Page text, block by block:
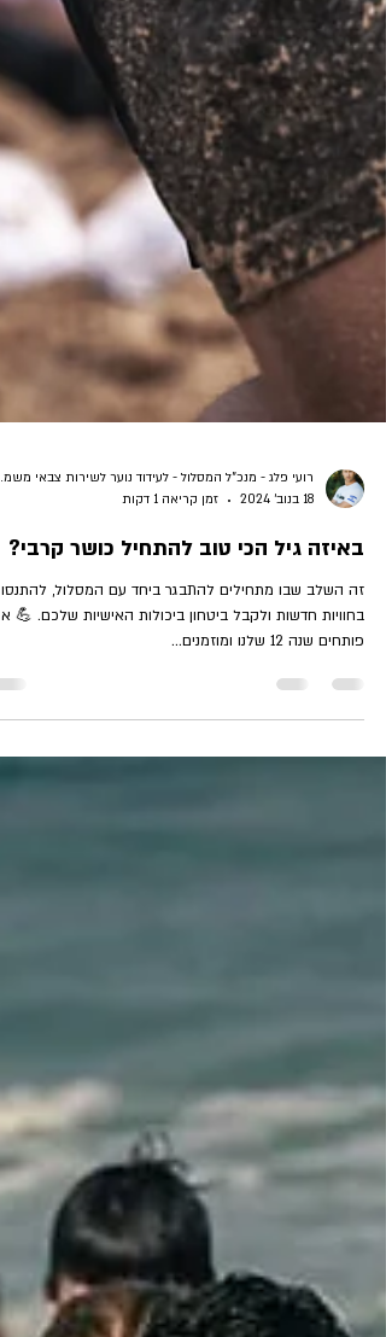
18 בנוב׳ 2024
זמן קריאה 1 דקות
באיזה גיל הכי טוב להתחיל כושר קרבי?
זה השלב שבו מתחילים להתבגר ביחד עם המסלול,